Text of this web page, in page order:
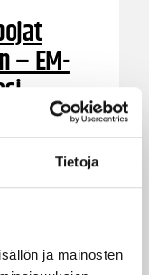
Tietoja
ja mainosten
– EM-
vakuuttavan
EM-
19.30